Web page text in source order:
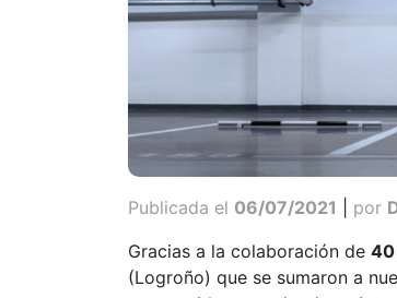
Publicada el 06/07/2021 por
Gracias a la colaboración de 40
(Logroño) que se sumaron a